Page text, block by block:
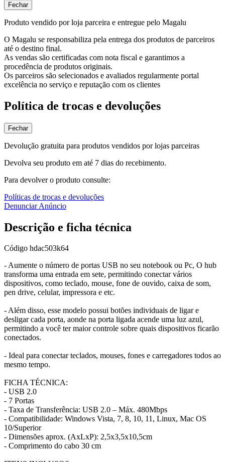
Fechar
Produto vendido por loja parceira e entregue pelo Magalu
O Magalu se responsabiliza pela entrega dos produtos de parceiros
até o destino final.
As vendas são certificadas com nota fiscal e garantimos a
procedência de produtos originais.
Os parceiros são selecionados e avaliados regularmente portal
excelência no serviço e reputação com os clientes
Política de trocas e devoluções
Fechar
Devolução gratuita para produtos vendidos por lojas parceiras
Devolva seu produto em até 7 dias do recebimento.
Para devolver o produto consulte:
Políticas de trocas e devoluções
Denunciar Anúncio
Descrição e ficha técnica
Código hdac503k64
- Aumente o número de portas USB no seu notebook ou Pc, O hub
transforma uma entrada em sete, permitindo conectar vários
dispositivos, como teclado, mouse, fone de ouvido, caixa de som,
pen drive, celular, impressora e etc.
- Além disso, esse modelo possui botões individuais de ligar e
desligar cada porta, aonde na porta ligada acende uma luz azul,
permitindo a você ter maior controle sobre quais dispositivos ficarão
conectados.
- Ideal para conectar teclados, mouses, fones e carregadores todos ao
mesmo tempo.
FICHA TÉCNICA:
- USB 2.0
- 7 Portas
- Taxa de Transferência: USB 2.0 – Máx. 480Mbps
- Compatibilidade: Windows Vista, 7, 8, 10, 11, Linux, Mac OS
10/Superior
- Dimensões aprox. (AxLxP): 2,5x3,5x10,5cm
- Comprimento do cabo 30 cm